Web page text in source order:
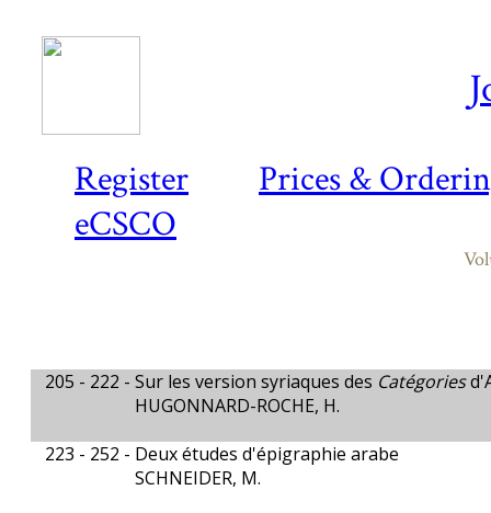
Register
Prices &
eCSCO
205 - 222 - Sur les version syriaques des Catégories
HUGONNARD-ROCHE, H.
223 - 252 - Deux études d'épigraphie arabe
SCHNEIDER, M.